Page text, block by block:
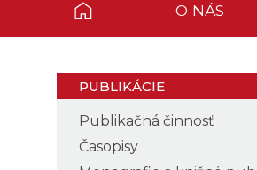
O NÁS
PUBLIKÁCIE
Publikačná činnosť
Časopisy